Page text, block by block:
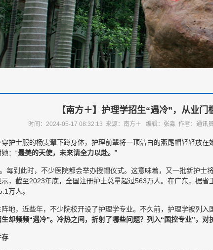
【南方＋】护理学招生“遇冷”，从业门
时间：2024-05-17 08:32:13 来源：南方＋ 编辑：张淼 作者：通讯员
护士服的杨雯翚下蹲身体，护理前辈将一顶洁白的燕尾帽轻轻放
：“最美的天使，未来请全力以赴。 ”
每到此时，不少医院都会举办授帽仪式。这意味着，又一批新护士
，截至2023年底，全国注册护士总量超过563万人。在广东，据
万人。
地，近些年，不少院校开设了护理学专业。不久前，护理学被列入
却频频“遇冷”。冷热之间，折射了哪些问题？列入“国控专业”，对
存